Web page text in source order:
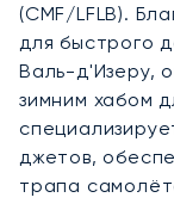
(CMF/LFLB).
для быстрого
Валь-д'Изеру,
зимним хабом
джетов,
трапа